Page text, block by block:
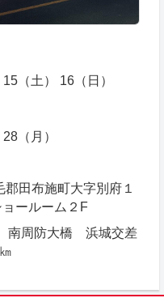
（土） 16（日）
（月）
田布施町大字別府１
ールーム２F
南周防大橋 浜城交差